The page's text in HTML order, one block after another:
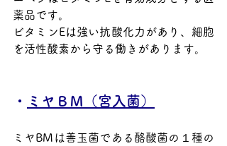
薬品です。
ビタミンEは強い抗酸化力があり、細胞
を活性酸素から守る働きがあります。
・ ミヤＢＭ（宮入菌）
ミヤBMは善玉菌である酪酸菌の１種の